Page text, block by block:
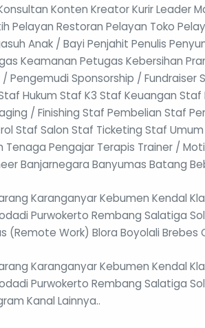
Konten Kreator Kurir Leader
Pelayan Restoran Pelayan Toko
Anak / Bayi Penjahit Penulis
Keamanan Petugas Kebersihan
/ Pengemudi Sponsorship /
Hukum Staf K3 Staf Keuangan
/ Finishing Staf Pembelian Staf
Staf Salon Staf Ticketing Staf Umum
Tenaga Pengajar Terapis Trainer /
Banjarnegara Banyumas Batang
Karanganyar Kebumen Kendal
Purwokerto Rembang Salatiga
(Remote Work) Blora Boyolali
Karanganyar Kebumen Kendal
Purwokerto Rembang Salatiga
Kanal Lainnya..